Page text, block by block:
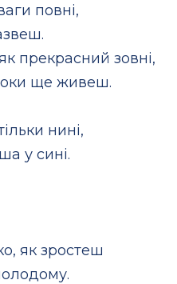
повні,
прекрасний зовні,
ще живеш.
нині,
у сині.
як зростеш